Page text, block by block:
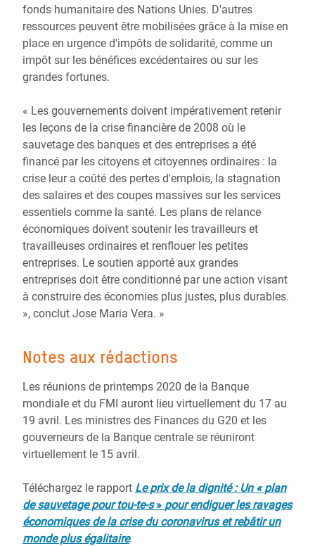
fonds humanitaire des Nations Unies. D'autres
ressources peuvent être mobilisées grâce à la mise en
place en urgence d'impôts de solidarité, comme un
impôt sur les bénéfices excédentaires ou sur les
grandes fortunes.
« Les gouvernements doivent impérativement retenir
les leçons de la crise financière de 2008 où le
sauvetage des banques et des entreprises a été
financé par les citoyens et citoyennes ordinaires : la
crise leur a coûté des pertes d'emplois, la stagnation
des salaires et des coupes massives sur les services
essentiels comme la santé. Les plans de relance
économiques doivent soutenir les travailleurs et
travailleuses ordinaires et renflouer les petites
entreprises. Le soutien apporté aux grandes
entreprises doit être conditionné par une action visant
à construire des économies plus justes, plus durables.
», conclut Jose Maria Vera. »
Notes aux rédactions
Les réunions de printemps 2020 de la Banque
mondiale et du FMI auront lieu virtuellement du 17 au
19 avril. Les ministres des Finances du G20 et les
gouverneurs de la Banque centrale se réuniront
virtuellement le 15 avril.
Téléchargez le rapport Le prix de la dignité : Un « plan
de sauvetage pour tou-te-s» pour endiguer les ravages
économiques de la crise du coronavirus et rebâtir un
monde plus égalitaire.